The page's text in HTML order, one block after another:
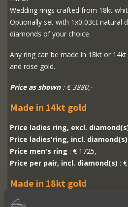
Wedding rings crafted from 18kt
Optionally set with 1x0,03ct natural
diamonds of your choice.
Any ring can be made in 18kt or
and rose gold.
Price as shown: € 3880,-
Made in 14kt gold
Price ladies ring, excl.
Price ladies'ring, incl. diamond(s)
Price men's ring : € 1725,-
Price per pair, incl. diamond(s) :
Made in 18kt gold
Price ladies ring, excl. diamond(s)